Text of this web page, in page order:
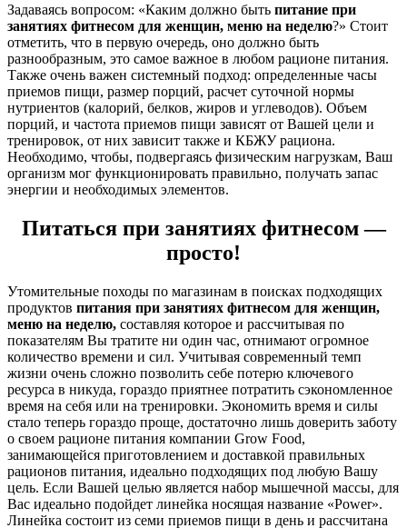
Задаваясь вопросом: «Каким должно быть питание при
занятиях фитнесом для женщин, меню на неделю?» Стоит
отметить, что в первую очередь, оно должно быть
разнообразным, это самое важное в любом рационе питания.
Также очень важен системный подход: определенные часы
приемов пищи, размер порций, расчет суточной нормы
нутриентов (калорий, белков, жиров и углеводов). Объем
порций, и частота приемов пищи зависят от Вашей цели и
тренировок, от них зависит также и КБЖУ рациона.
Необходимо, чтобы, подвергаясь физическим нагрузкам, Ваш
организм мог функционировать правильно, получать запас
энергии и необходимых элементов.
Питаться при занятиях фитнесом —
просто!
Утомительные походы по магазинам в поисках подходящих
продуктов питания при занятиях фитнесом для женщин,
меню на неделю, составляя которое и рассчитывая по
показателям Вы тратите ни один час, отнимают огромное
количество времени и сил. Учитывая современный темп
жизни очень сложно позволить себе потерю ключевого
ресурса в никуда, гораздо приятнее потратить сэкономленное
время на себя или на тренировки. Экономить время и силы
стало теперь гораздо проще, достаточно лишь доверить заботу
о своем рационе питания компании Grow Food,
занимающейся приготовлением и доставкой правильных
рационов питания, идеально подходящих под любую Вашу
цель. Если Вашей целью является набор мышечной массы, для
Вас идеально подойдет линейка носящая название «Power».
Линейка состоит из семи приемов пищи в день и рассчитана